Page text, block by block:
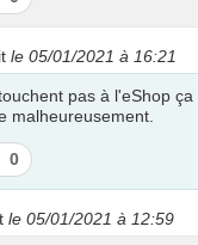
pas
le 05/01/2021 à 16:21
pas à l'eShop
malheureusement.
J’aime
pas
0
le 05/01/2021 à 12:59